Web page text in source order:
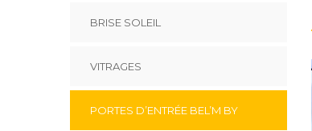
BRISE SOLEIL
VITRAGES
PORTES D’ENTRÉE BEL’M BY